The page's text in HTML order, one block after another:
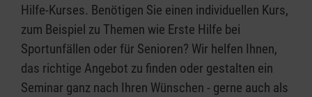
Hilfe-Kurses. Benötigen Sie einen individuellen Kurs,
zum Beispiel zu Themen wie Erste Hilfe bei
Sportunfällen oder für Senioren? Wir helfen Ihnen,
das richtige Angebot zu finden oder gestalten ein
Seminar ganz nach Ihren Wünschen - gerne auch als